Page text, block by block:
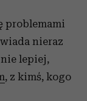
problemami
nieraz
lepiej,
, z kimś, kogo